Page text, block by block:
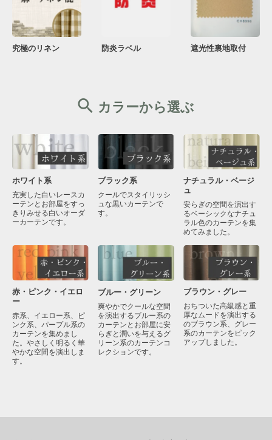
究極のリネン 防炎ラベル 遮光性裏地取付
カラーから選ぶ
ホワイト系
充実した白いレースカ
ーテンとお部屋をすっ
きりみせる白いオーダ
ーカーテンです。
ブラック系
クールでスタイリッシ
ュな黒いカーテンで
す。
ナチュラル・ベージ
ュ
安らぎの空間を演出す
るベーシックなナチュ
ラル色のカーテンを集
めてみました。
赤・ピンク・イエロ
ー
赤系、イエロー系、ピ
ンク系、パープル系の
カーテンを集めまし
た。やさしく明るく華
やかな空間を演出しま
す。
ブルー・グリーン
爽やかでクールな空間
を演出するブルー系の
カーテンとお部屋に安
らぎと潤いを与えるグ
リーン系のカーテンコ
レクションです。
ブラウン・グレー
おちついた高級感と重
厚なムードを演出する
のブラウン系、グレー
系のカーテンをピック
アップしました。